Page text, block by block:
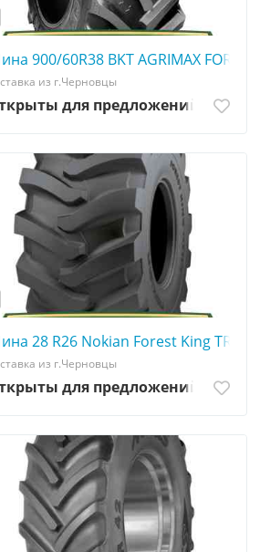
☎️ 0507773380
900/60R38 BKT AGRIMAX
из г.Черновцы
для предложений
28 R26 Nokian Forest King TRS
из г.Черновцы
для предложений